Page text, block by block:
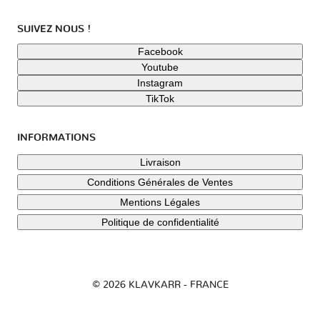
SUIVEZ NOUS !
Facebook
Youtube
Instagram
TikTok
INFORMATIONS
Livraison
Conditions Générales de Ventes
Mentions Légales
Politique de confidentialité
© 2026 KLAVKARR - FRANCE